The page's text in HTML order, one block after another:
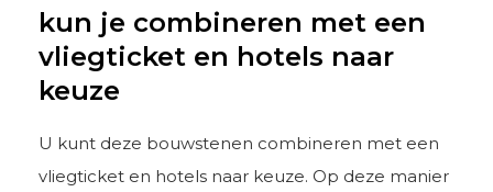
kun je combineren met een
vliegticket en hotels naar
keuze
U kunt deze bouwstenen combineren met een
vliegticket en hotels naar keuze. Op deze manier